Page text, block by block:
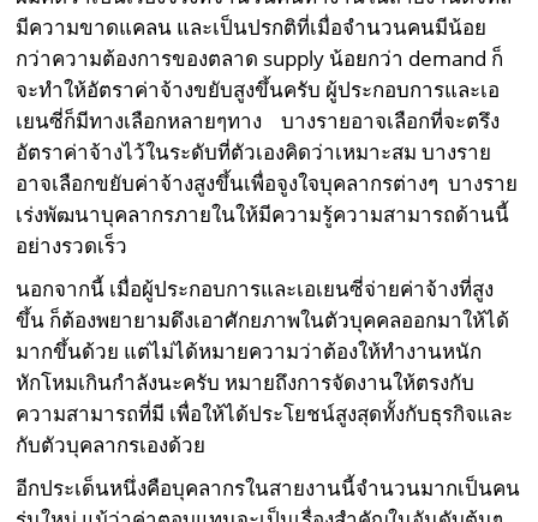
มีความขาดแคลน และเป็นปรกติที่เมื่อจำนวนคนมีน้อย
กว่าความต้องการของตลาด supply น้อยกว่า demand ก็
จะทำให้อัตราค่าจ้างขยับสูงขึ้นครับ ผู้ประกอบการและเอ
เยนซี่ก็มีทางเลือกหลายๆทาง บางรายอาจเลือกที่จะตรึง
อัตราค่าจ้างไว้ในระดับที่ตัวเองคิดว่าเหมาะสม บางราย
อาจเลือกขยับค่าจ้างสูงขึ้นเพื่อจูงใจบุคลากรต่างๆ บางราย
เร่งพัฒนาบุคลากรภายในให้มีความรู้ความสามารถด้านนี้
อย่างรวดเร็ว
นอกจากนี้ เมื่อผู้ประกอบการและเอเยนซี่จ่ายค่าจ้างที่สูง
ขึ้น ก็ต้องพยายามดึงเอาศักยภาพในตัวบุคคลออกมาให้ได้
มากขึ้นด้วย แต่ไม่ได้หมายความว่าต้องให้ทำงานหนัก
หักโหมเกินกำลังนะครับ หมายถึงการจัดงานให้ตรงกับ
ความสามารถที่มี เพื่อให้ได้ประโยชน์สูงสุดทั้งกับธุรกิจและ
กับตัวบุคลากรเองด้วย
อีกประเด็นหนึ่งคือบุคลากรในสายงานนี้จำนวนมากเป็นคน